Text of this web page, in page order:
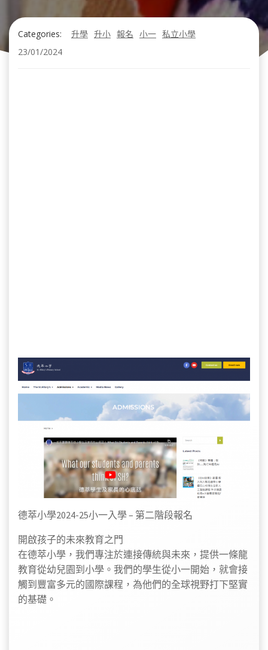
Categories: 升學 升小 報名 小一 私立小學
23/01/2024
德萃小學2024-25小一入學 – 第二階段報名
開啟孩子的未來教育之門
在德萃小學，我們專注於連接傳統與未來，提供一條龍
教育從幼兒園到小學。我們的學生從小一開始，就會接
觸到豐富多元的國際課程，為他們的全球視野打下堅實
的基礎。